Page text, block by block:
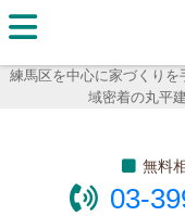
練馬区を中心に家づくり
域密着の丸平
無料
03-